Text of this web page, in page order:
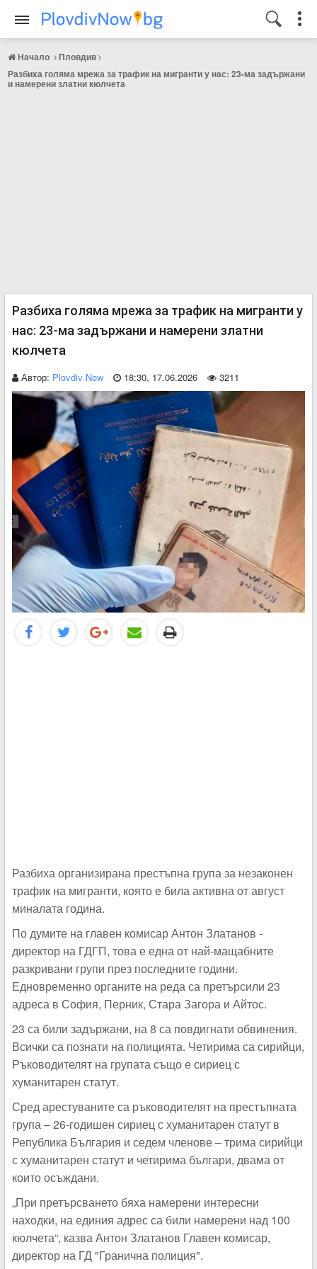
Начало
Пловдив
Разбиха голяма мрежа за трафик на мигранти у нас: 23-ма задържани
и намерени златни кюлчета
Разбиха голяма мрежа за трафик на мигранти у
нас: 23-ма задържани и намерени златни
кюлчета
Автор: Plovdiv Now 18:30, 17.06.2026 3211
Разбиха организирана престъпна група за незаконен
трафик на мигранти, която е била активна от август
миналата година.
По думите на главен комисар Антон Златанов -
директор на ГДГП, това е една от най-мащабните
разкривани групи през последните години.
Едновременно органите на реда са претърсили 23
адреса в София, Перник, Стара Загора и Айтос.
23 са били задържани, на 8 са повдигнати обвинения.
Всички са познати на полицията. Четирима са сирийци,
Ръководителят на групата също е сириец с
хуманитарен статут.
Сред арестуваните са ръководителят на престъпната
група – 26-годишен сириец с хуманитарен статут в
Република България и седем членове – трима сирийци
с хуманитарен статут и четирима българи, двама от
които осъждани.
„При претърсването бяха намерени интересни
находки, на единия адрес са били намерени над 100
кюлчета“, казва Антон Златанов Главен комисар,
директор на ГД "Гранична полиция".